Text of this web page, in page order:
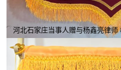
河北石家庄当事人赠与杨鑫亮律师